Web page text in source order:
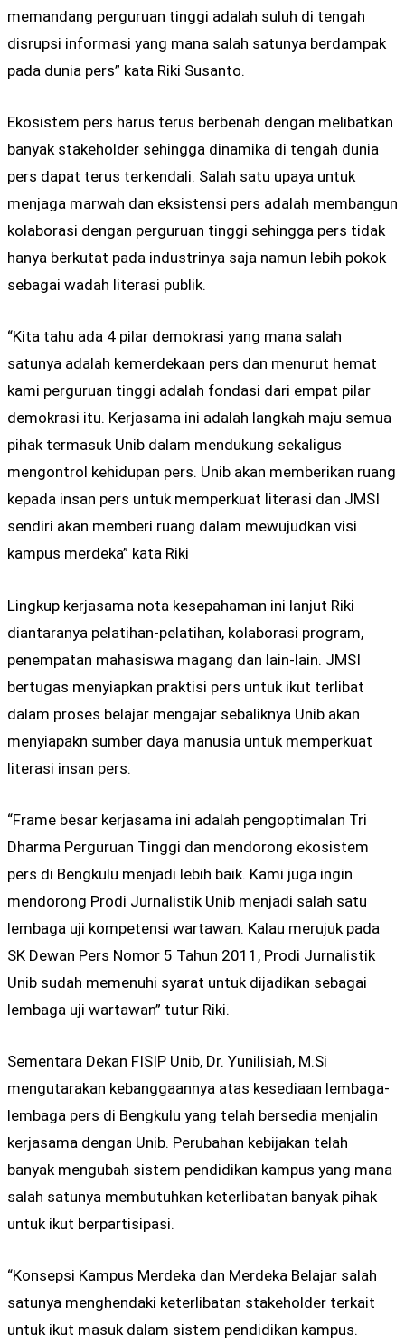
memandang perguruan tinggi adalah suluh di tengah
disrupsi informasi yang mana salah satunya berdampak
pada dunia pers” kata Riki Susanto.
Ekosistem pers harus terus berbenah dengan melibatkan
banyak stakeholder sehingga dinamika di tengah dunia
pers dapat terus terkendali. Salah satu upaya untuk
menjaga marwah dan eksistensi pers adalah membangun
kolaborasi dengan perguruan tinggi sehingga pers tidak
hanya berkutat pada industrinya saja namun lebih pokok
sebagai wadah literasi publik.
“Kita tahu ada 4 pilar demokrasi yang mana salah
satunya adalah kemerdekaan pers dan menurut hemat
kami perguruan tinggi adalah fondasi dari empat pilar
demokrasi itu. Kerjasama ini adalah langkah maju semua
pihak termasuk Unib dalam mendukung sekaligus
mengontrol kehidupan pers. Unib akan memberikan ruang
kepada insan pers untuk memperkuat literasi dan JMSI
sendiri akan memberi ruang dalam mewujudkan visi
kampus merdeka” kata Riki
Lingkup kerjasama nota kesepahaman ini lanjut Riki
diantaranya pelatihan-pelatihan, kolaborasi program,
penempatan mahasiswa magang dan lain-lain. JMSI
bertugas menyiapkan praktisi pers untuk ikut terlibat
dalam proses belajar mengajar sebaliknya Unib akan
menyiapakn sumber daya manusia untuk memperkuat
literasi insan pers.
“Frame besar kerjasama ini adalah pengoptimalan Tri
Dharma Perguruan Tinggi dan mendorong ekosistem
pers di Bengkulu menjadi lebih baik. Kami juga ingin
mendorong Prodi Jurnalistik Unib menjadi salah satu
lembaga uji kompetensi wartawan. Kalau merujuk pada
SK Dewan Pers Nomor 5 Tahun 2011, Prodi Jurnalistik
Unib sudah memenuhi syarat untuk dijadikan sebagai
lembaga uji wartawan” tutur Riki.
Sementara Dekan FISIP Unib, Dr. Yunilisiah, M.Si
mengutarakan kebanggaannya atas kesediaan lembaga-
lembaga pers di Bengkulu yang telah bersedia menjalin
kerjasama dengan Unib. Perubahan kebijakan telah
banyak mengubah sistem pendidikan kampus yang mana
salah satunya membutuhkan keterlibatan banyak pihak
untuk ikut berpartisipasi.
“Konsepsi Kampus Merdeka dan Merdeka Belajar salah
satunya menghendaki keterlibatan stakeholder terkait
untuk ikut masuk dalam sistem pendidikan kampus.